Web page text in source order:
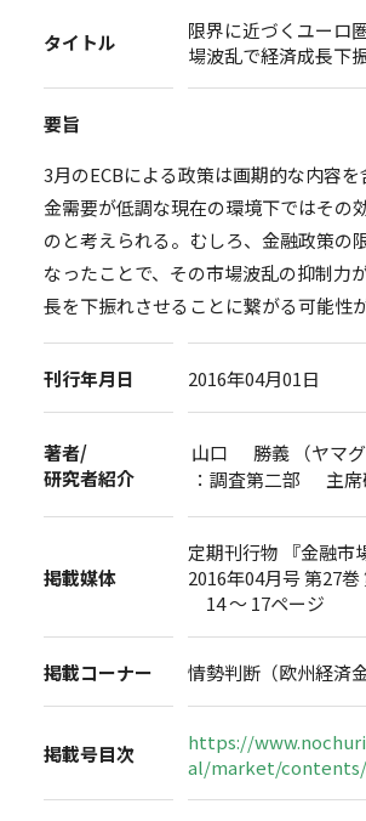
タイトル
限界に近づくユーロ
場波乱で経済成長下
要旨
3月のECBによる政策は画期的な内容
金需要が低調な現在の環境下ではその
のと考えられる。むしろ、金融政策の
なったことで、その市場波乱の抑制力
長を下振れさせることに繋がる可能性
刊行年月日 2016年04月01日
著者/
研究者紹介
山口 勝義 （ヤマグ
：調査第二部 主席
掲載媒体
定期刊行物 『金融市
2016年04月号 第27
14 ～ 17ページ
掲載コーナー 情勢判断（欧州経済金
掲載号目次
https://
al/market/